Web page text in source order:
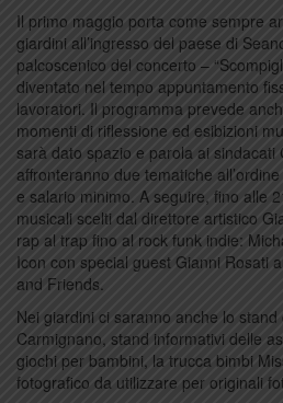
Il primo maggio porta come sempre
giardini all’ingresso del paese di
palcoscenico del concerto –
diventato nel tempo appuntamento
lavoratori. Il programma prevede
momenti di riflessione ed esibizioni
sarà dato spazio e parola ai sindacati
affronteranno due tematiche
e salario minimo. A seguire, fino alle
musicali scelti dal direttore artistico
rap al trap fino al rock funk indie:
Icon con special guest Gianni Rosati
and Friends.
Nei giardini ci saranno anche lo
Carmignano, stand informativi delle
giochi per bambini, la trucca bimbi
fotografico da utilizzare per originali